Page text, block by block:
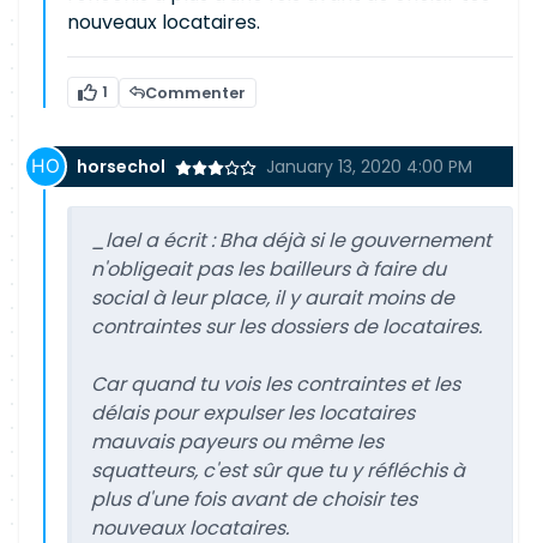
nouveaux locataires.
1 Commenter
horsechol January 13, 2020 4:00 PM
_lael a écrit :Bha déjà si le gouvernement
n'obligeait pas les bailleurs à faire du
social à leur place, il y aurait moins de
contraintes sur les dossiers de locataires.
Car quand tu vois les contraintes et les
délais pour expulser les locataires
mauvais payeurs ou même les
squatteurs, c'est sûr que tu y réfléchis à
plus d'une fois avant de choisir tes
nouveaux locataires.